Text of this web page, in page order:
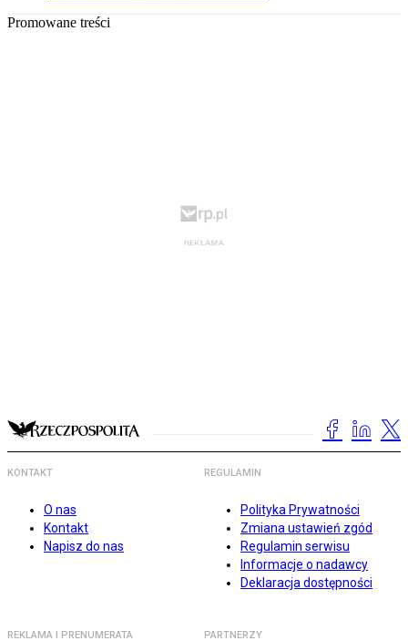
Promowane treści
KONTAKT
O nas
Kontakt
Napisz do nas
REGULAMIN
Polityka Prywatności
Zmiana ustawień zgód
Regulamin serwisu
Informacje o nadawcy
Deklaracja dostępności
REKLAMA I PRENUMERATA PARTNERZY